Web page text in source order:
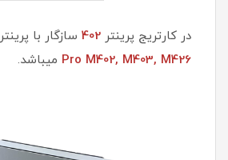
در کارتریج پرینتر 402 سازگار با پرینتر
Pro M402, M403, M426 میباشد.